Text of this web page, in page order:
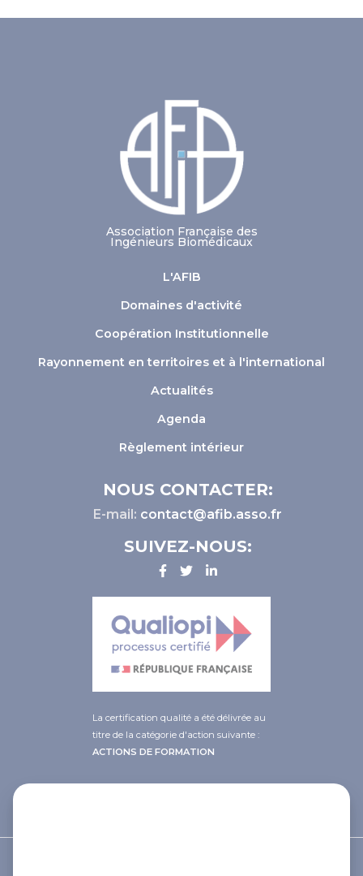
Association Française des
Ingénieurs Biomédicaux
L'AFIB
Domaines d'activité
Coopération Institutionnelle
Rayonnement en territoires et à l'international
Actualités
Agenda
Règlement intérieur
NOUS CONTACTER:
E-mail: contact@afib.asso.fr
SUIVEZ-NOUS:
La certification qualité a été délivrée au
titre de la catégorie d'action suivante :
ACTIONS DE FORMATION